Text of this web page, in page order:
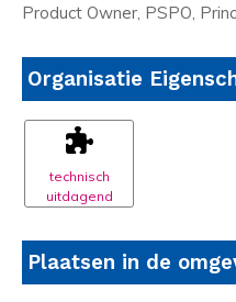
Product Owner, PSPO,
Organisatie
technisch
uitdagend
Plaatsen in de